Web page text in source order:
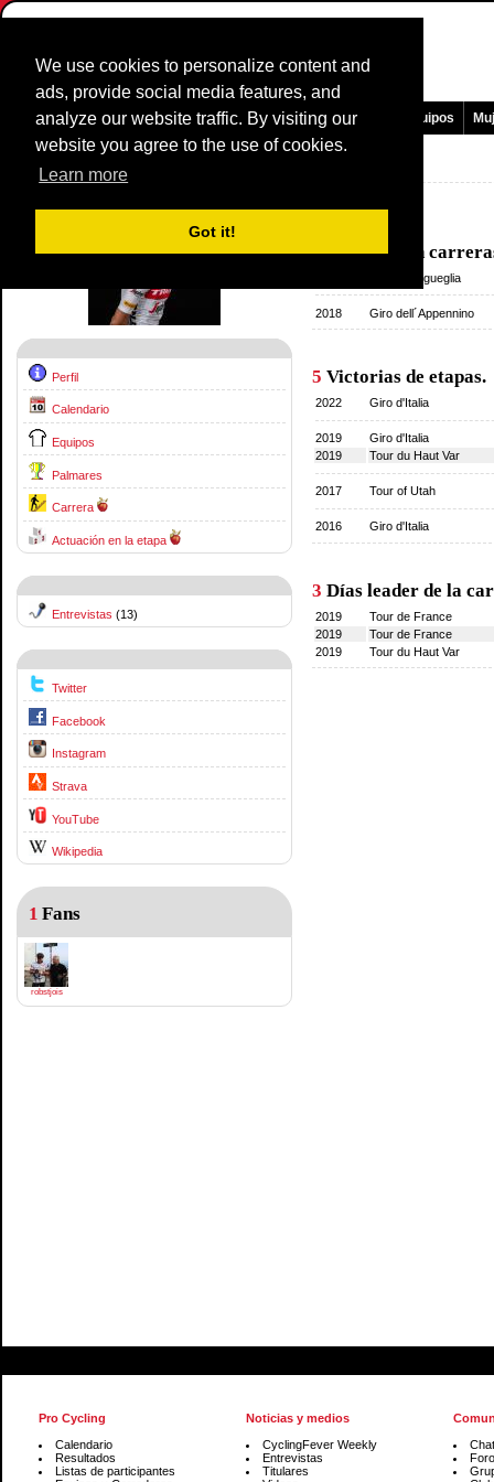
We use cookies to personalize content and
ads, provide social media features, and
analyze our website traffic. By visiting our
website you agree to the use of cookies.
Learn more
Got it!
Pagina Principal Noticias y medios Juegos Carreras Equipos
Corredores Perfil:
Perfil
Calendario
Equipos
Palmares
Carrera
Actuación en la etapa
Entrevistas (13)
Twitter
Facebook
Instagram
Strava
YouTube
Wikipedia
1 Fans
robstjois
Palmares
2Victorias en
Trofeo Laigueglia
2018 Giro dell´Appennino
5 Victorias de etapas.
2022 Giro d'Italia
2019
Giro d'Italia
2019
Tour du Haut Var
2017 Tour of Utah
2016 Giro d'Italia
3 Días leader de la
2019
Tour de France
2019
Tour de France
2019
Tour du Haut Var
Pro Cycling
Calendario
Resultados
Listas de participantes
Noticias y medios
CyclingFever Weekly
Entrevistas
Titulares
Chat
Foro